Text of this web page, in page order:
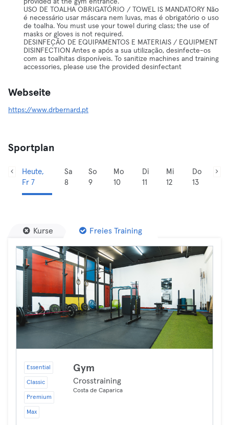
provided at the gym entrance.
USO DE TOALHA OBRIGATÓRIO / TOWEL IS MANDATORY Não
é necessário usar máscara nem luvas, mas é obrigatório o uso
de toalha. You must use your towel during class; the use of
masks or gloves is not required.
DESINFEÇÃO DE EQUIPAMENTOS E MATERIAIS / EQUIPMENT
DISINFECTION Antes e após a sua utilização, desinfecte-os
com as toalhitas disponíveis. To sanitize machines and training
accessories, please use the provided desinfectant
Webseite
https://www.drbernard.pt
Sportplan
Heute,
Fr 7
Sa
8
So
9
Mo
10
Di
11
Mi
12
Do
13
Kurse Freies Training
Essential
Classic
Premium
Max
Gym
Crosstraining
Costa de Caparica